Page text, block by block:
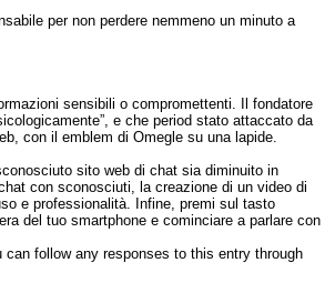
per non perdere nemmeno un minuto a
sensibili o compromettenti. Il fondatore
e che period stato attaccato da
con il emblem di Omegle su una lapide.
sito web di chat sia diminuito in
con sconosciuti, la creazione di un video di
e professionalità. Infine, premi sul tasto
del tuo smartphone e cominciare a parlare con
can follow any responses to this entry through